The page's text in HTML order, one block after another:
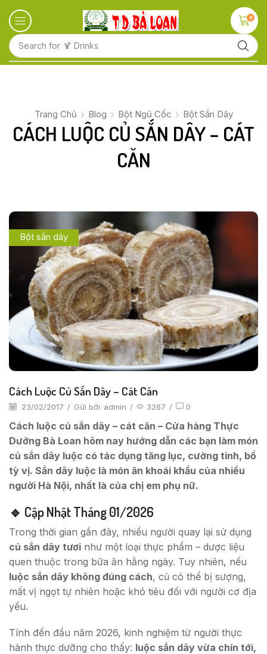
Search for 🍋 Fruits
0
Trang Chủ Blog Bột Ngũ Cốc Bột Sắn Dây
CÁCH LUỘC CỦ SẮN DÂY – CÁT
CĂN
Bột sắn dây
Cách Luộc Củ Sắn Dây – Cát Căn
23/02/2017 / Gửi bởi admin / 3267 / 0
Cách luộc củ sắn dây – cát căn – Cửa hàng Thực
Dưỡng Bà Loan hôm nay hướng dẫn các bạn làm món
củ sắn dây luộc có tác dụng tăng lục, cường tinh, bổ
tỳ vị. Sắn dây luộc là món ăn khoái khẩu của nhiều
người Hà Nội, nhất là của chị em phụ nữ.
🔹 Cập Nhật Tháng 01/2026
Trong thời gian gần đây, nhiều người quay lại sử dụng
củ sắn dây tươi như một loại thực phẩm – dược liệu
quen thuộc trong bữa ăn hằng ngày. Tuy nhiên, nếu
luộc sắn dây không đúng cách, củ có thể bị sượng,
mất vị ngọt tự nhiên hoặc khó tiêu đối với người cơ địa
yếu.
Tính đến đầu năm 2026, kinh nghiệm từ người thực
hành thực dưỡng cho thấy: luộc sắn dây vừa chín tới,